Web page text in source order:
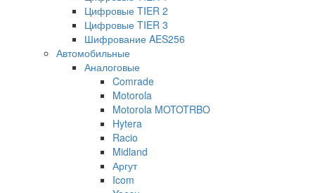
Цифровые TIER 2
Цифровые TIER 3
Шифрование AES256
Автомобильные
Аналоговые
Comrade
Motorola
Motorola MOTOTRBO
Hytera
Racio
Midland
Аргут
Icom